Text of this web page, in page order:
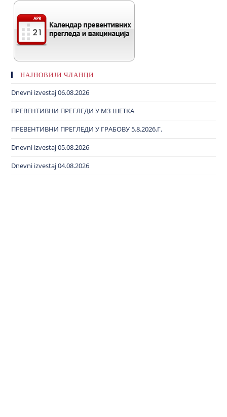
НАЈНОВИЈИ ЧЛАНЦИ
Dnevni izvestaj 06.08.2026
ПРЕВЕНТИВНИ ПРЕГЛЕДИ У МЗ ШЕТКА
ПРЕВЕНТИВНИ ПРЕГЛЕДИ У ГРАБОВУ 5.8.2026.Г.
Dnevni izvestaj 05.08.2026
Dnevni izvestaj 04.08.2026